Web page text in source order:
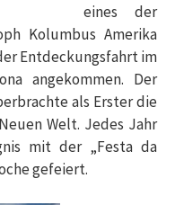
eines der
Kolumbus Amerika
Entdeckungsfahrt im
angekommen. Der
als Erster die
Welt. Jedes Jahr
mit der „Festa da
gefeiert.